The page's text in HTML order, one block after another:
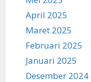
April 2025
Maret 2025
Februari 2025
Januari 2025
Desember 2024